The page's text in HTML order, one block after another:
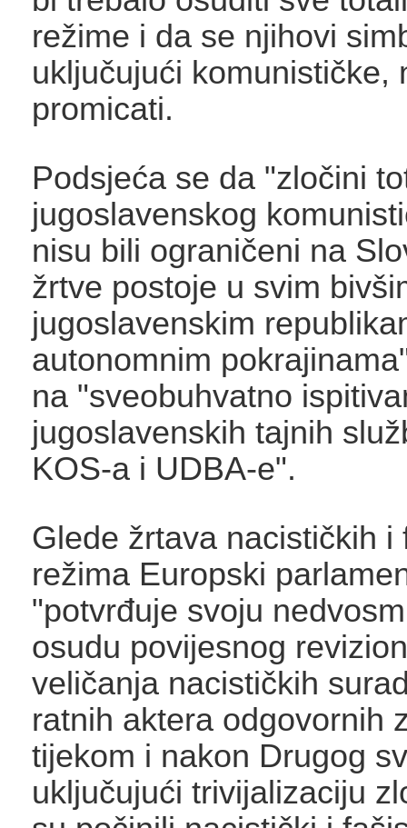
režime i da se njihovi
uključujući komunističke,
promicati.
Podsjeća se da "zločini
jugoslavenskog
nisu bili ograničeni na
žrtve postoje u svim
jugoslavenskim
autonomnim
na "sveobuhvatno
jugoslavenskih tajnih
KOS-a i UDBA-e".
Glede žrtava nacističkih i
režima Europski
"potvrđuje svoju
osudu povijesnog
veličanja nacističkih
ratnih aktera odgovornih
tijekom i nakon Drugog
uključujući trivijalizaciju